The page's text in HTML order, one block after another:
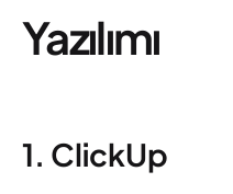
Yazılımı
1. ClickUp